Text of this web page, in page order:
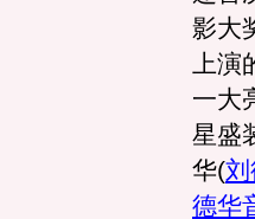
影大
上演
一大
星盛
华(
德华